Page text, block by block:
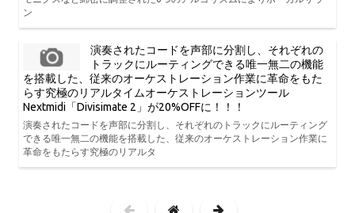
ン
演奏されたコードを声部に分割し、それぞれの
トラックにルーティングできる唯一無二の機能
を搭載した、従来のオーケストレーション作業に革命をもた
らす究極のリアルタイムオーケストレーションツール
Nextmidi「Divisimate 2」が20%OFFに！！！
演奏されたコードを声部に分割し、それぞれのトラックにルーティング
できる唯一無二の機能を搭載した、従来のオーケストレーション作業に
革命をもたらす究極のリアルタ